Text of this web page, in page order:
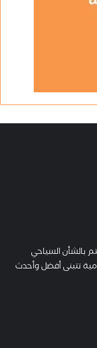
بالشأن السياحي
تتبنى أفضل وأحدث